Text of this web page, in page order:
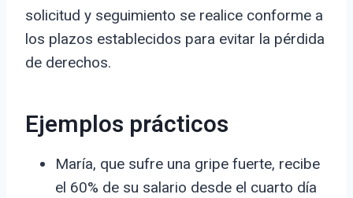
solicitud y seguimiento se realice conforme a
los plazos establecidos para evitar la pérdida
de derechos.
Ejemplos prácticos
María, que sufre una gripe fuerte, recibe
el 60% de su salario desde el cuarto día